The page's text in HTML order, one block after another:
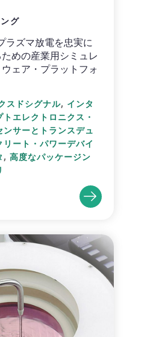
グ
ラズマ放電を忠実に
めの産業用シミュレ
ェア・プラットフォ
スドシグナル, インタ
トエレクトロニクス・
ンサーとトランスデュ
リート・パワーデバイ
, 高度なパッケージン